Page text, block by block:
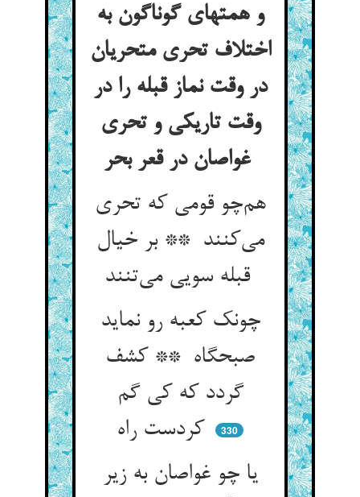
و همتهای گوناگون به
اختلاف تحری متحریان
در وقت نماز قبله را در
وقت تاریکی و تحری
غواصان در قعر بحر
هم‌چو قومی که تحری
می‌کنند ** بر خیال
قبله سویی می‌تنند
چونک کعبه رو نماید
صبحگاه ** کشف
گردد که کی گم
330
یا چو غواصان به زیر